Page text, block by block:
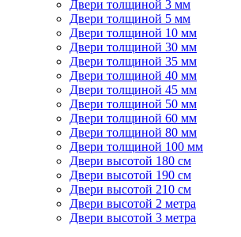
Двери толщиной 3 мм
Двери толщиной 5 мм
Двери толщиной 10 мм
Двери толщиной 30 мм
Двери толщиной 35 мм
Двери толщиной 40 мм
Двери толщиной 45 мм
Двери толщиной 50 мм
Двери толщиной 60 мм
Двери толщиной 80 мм
Двери толщиной 100 мм
Двери высотой 180 см
Двери высотой 190 см
Двери высотой 210 см
Двери высотой 2 метра
Двери высотой 3 метра